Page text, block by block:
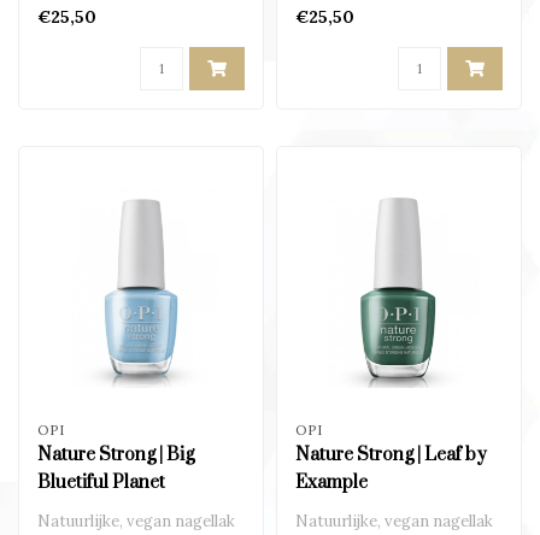
€25,50 €25,50
OPI
Nature Strong | Big
Bluetiful Planet
Natuurlijke, vegan nagellak
OPI
Nature Strong | Leaf by
Example
Natuurlijke, vegan nagellak